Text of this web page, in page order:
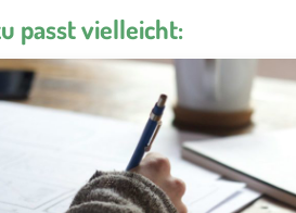
passt vielleicht: